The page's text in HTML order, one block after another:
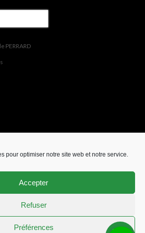
pour optimiser notre site web et notre service.
Accepter
Refuser
Préférences
PERRARD
Perrard